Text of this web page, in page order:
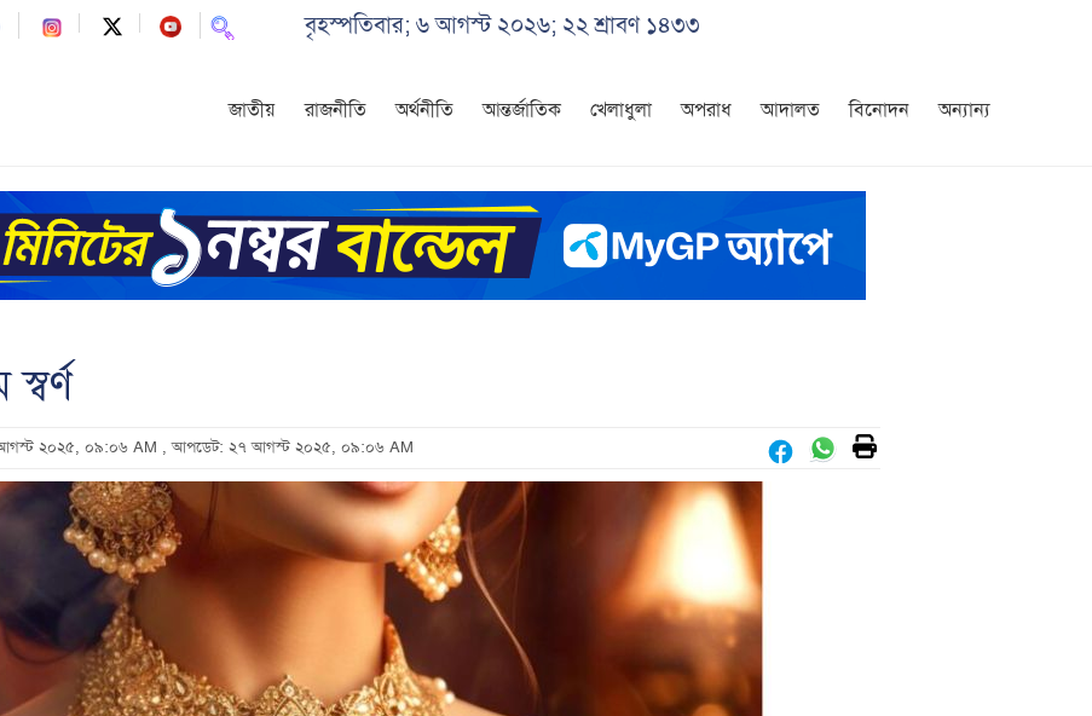
বৃহস্পতিবার; ৬ আগস্ট ২০২৬; ২২ শ্রাবণ ১৪৩৩
জাতীয় রাজনীতি অর্থনীতি আন্তর্জাতিক খেলাধুলা অপরাধ আদালত বিনোদন অন্যান্য
২০২৫, ০৯:০৬ AM , আপডেট: ২৭ আগস্ট ২০২৫, ০৯:০৬ AM